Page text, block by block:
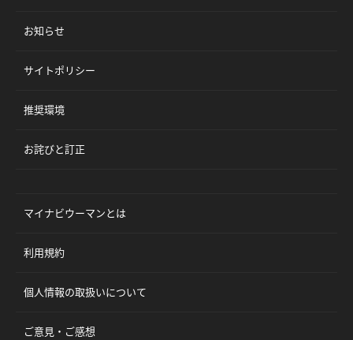
お知らせ
サイトポリシー
推奨環境
お詫びと訂正
マイナビウーマンとは
利用規約
個人情報の取扱いについて
ご意見・ご感想